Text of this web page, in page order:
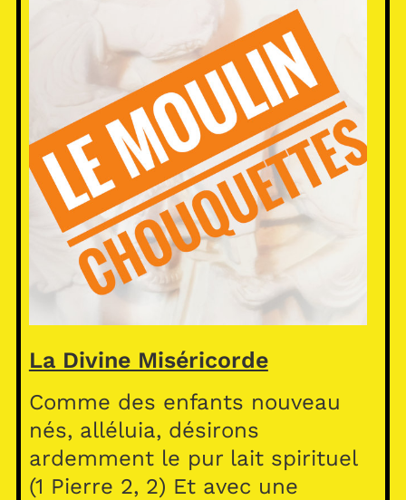
La Divine Miséricorde
Comme des enfants nouveau
nés, alléluia, désirons
ardemment le pur lait spirituel
(1 Pierre 2, 2) Et avec une